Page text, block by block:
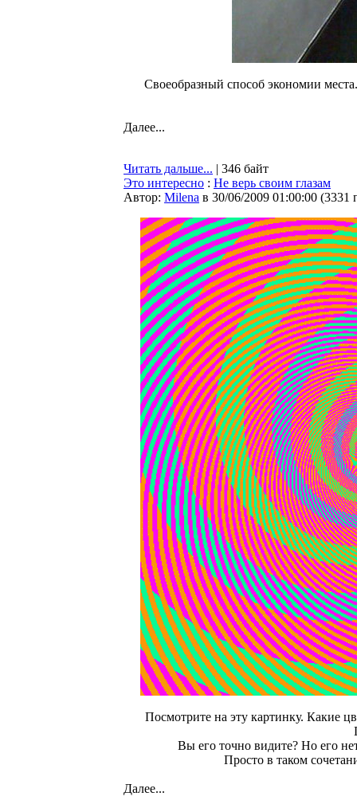
Своеобразный способ экономии
Далее...
Читать дальше... | 346 байт
Это интересно : Не верь своим глазам
Автор: Milena в 30/06/2009 01:00:00 (3331
Посмотрите на эту картинку. Какие
Вы его точно видите? Но его
Просто в таком
Далее...